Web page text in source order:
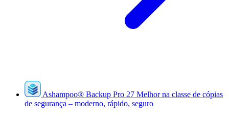
Ashampoo® Backup Pro 27 Melhor na classe de cópias
de segurança – moderno, rápido, seguro